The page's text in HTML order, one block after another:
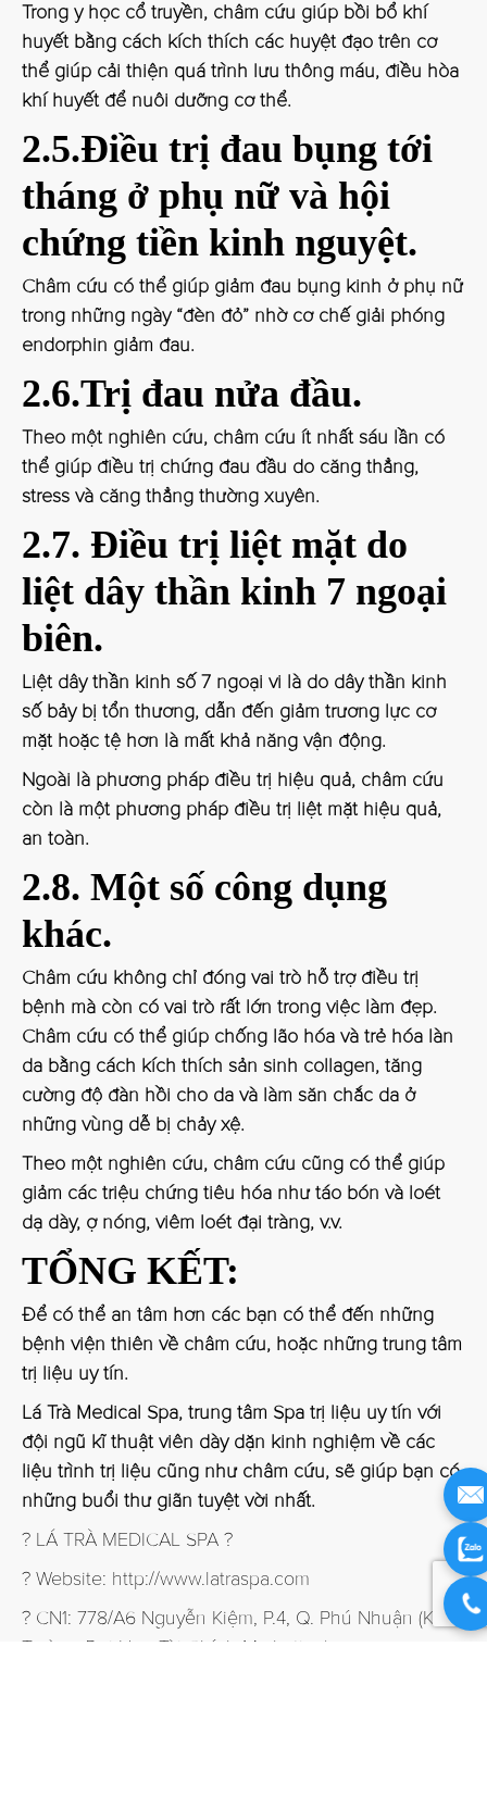
Trong y học cổ truyền, châm cứu giúp bồi bổ khí
huyết bằng cách kích thích các huyệt đạo trên cơ
thể giúp cải thiện quá trình lưu thông máu, điều hòa
khí huyết để nuôi dưỡng cơ thể.
2.5.Điều trị đau bụng tới
tháng ở phụ nữ và hội
chứng tiền kinh nguyệt.
Châm cứu có thể giúp giảm đau bụng kinh ở phụ nữ
trong những ngày “đèn đỏ” nhờ cơ chế giải phóng
endorphin giảm đau.
2.6.Trị đau nửa đầu.
Theo một nghiên cứu, châm cứu ít nhất sáu lần có
thể giúp điều trị chứng đau đầu do căng thẳng,
stress và căng thẳng thường xuyên.
2.7. Điều trị liệt mặt do
liệt dây thần kinh 7 ngoại
biên.
Liệt dây thần kinh số 7 ngoại vi là do dây thần kinh
số bảy bị tổn thương, dẫn đến giảm trương lực cơ
mặt hoặc tệ hơn là mất khả năng vận động.
Ngoài là phương pháp điều trị hiệu quả, châm cứu
còn là một phương pháp điều trị liệt mặt hiệu quả,
an toàn.
2.8. Một số công dụng
khác.
Châm cứu không chỉ đóng vai trò hỗ trợ điều trị
bệnh mà còn có vai trò rất lớn trong việc làm đẹp.
Châm cứu có thể giúp chống lão hóa và trẻ hóa làn
da bằng cách kích thích sản sinh collagen, tăng
cường độ đàn hồi cho da và làm săn chắc da ở
những vùng dễ bị chảy xệ.
Theo một nghiên cứu, châm cứu cũng có thể giúp
giảm các triệu chứng tiêu hóa như táo bón và loét
dạ dày, ợ nóng, viêm loét đại tràng, v.v.
TỔNG KẾT:
Để có thể an tâm hơn các bạn có thể đến những
bệnh viện thiên về châm cứu, hoặc những trung tâm
trị liệu uy tín.
Lá Trà Medical Spa, trung tâm Spa trị liệu uy tín với
đội ngũ kĩ thuật viên dày dặn kinh nghiệm về các
liệu trình trị liệu cũng như châm cứu, sẽ giúp bạn có
những buổi thư giãn tuyệt vời nhất.
? LÁ TRÀ MEDICAL SPA ?
? Website: http://www.latraspa.com
? CN1: 778/A6 Nguyễn Kiệm, P.4, Q. Phú Nhuận (Kế
Trường Đại Học Tài Chính Marketing)